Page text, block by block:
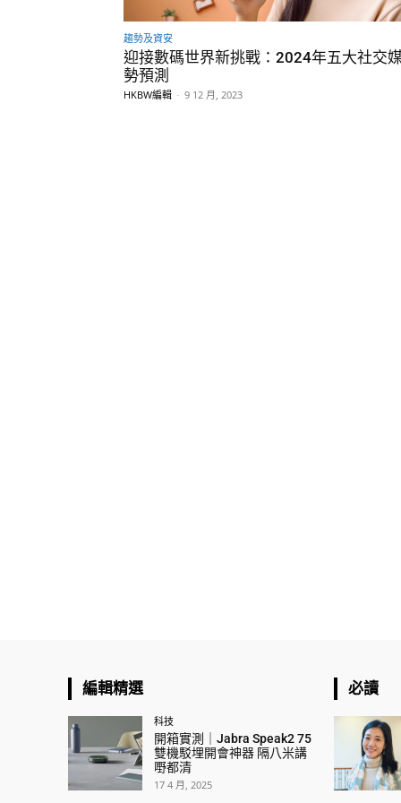
趨勢及資安
迎接數碼世界新挑戰：2024年五大社交
勢預測
HKBW編輯 - 9 12 月, 2023
編輯精選
科技
開箱實測｜Jabra Speak2 75
雙機駁埋開會神器 隔八米講
嘢都清
17 4 月, 2025
必讀